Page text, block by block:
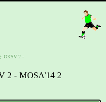
OKSV 2 -
2 - MOSA'14 2